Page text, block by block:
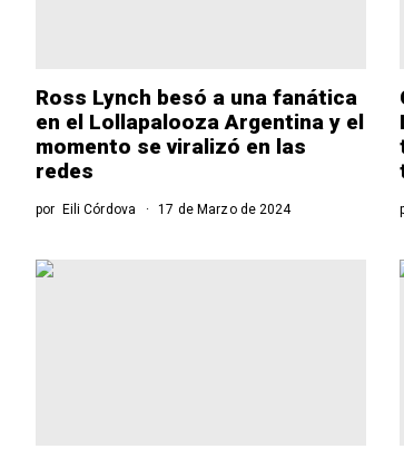
Ross Lynch besó a una fanática
en el Lollapalooza Argentina y el
momento se viralizó en las
redes
por Eili Córdova 17 de Marzo de 2024